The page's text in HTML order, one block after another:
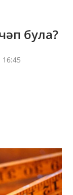
була?